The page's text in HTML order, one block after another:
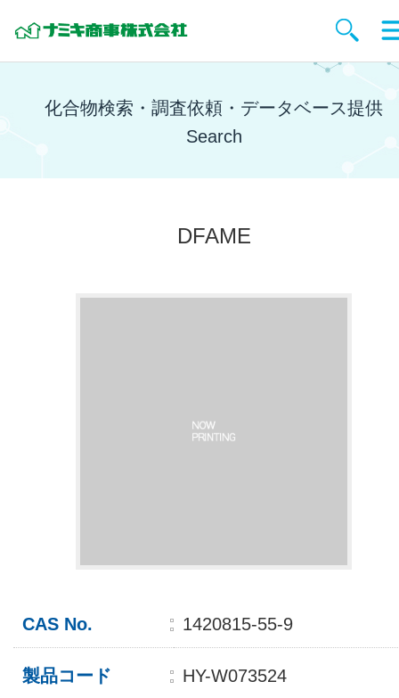
化合物検索・調査依頼・データベース提供
Search
DFAME
CAS No. 1420815-55-9
製品コード HY-W073524